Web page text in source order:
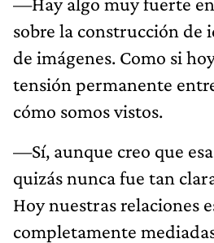
sobre la construcción
de imágenes. Como si
tensión permanente
cómo somos vistos.
—Sí, aunque creo que
quizás nunca fue tan
Hoy nuestras relaciones
completamente